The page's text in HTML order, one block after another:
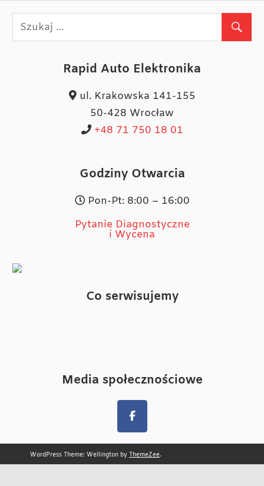
Rapid Auto Elektronika
ul. Krakowska 141-155
50-428 Wrocław
+48 71 750 18 01
Godziny Otwarcia
Pon-Pt: 8:00 – 16:00
Pytanie Diagnostyczne
i Wycena
Co serwisujemy
Media społecznościowe
WordPress Theme: Wellington by ThemeZee.